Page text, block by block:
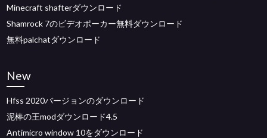
Minecraft shafterダウンロード
Shamrock 7のビデオポーカー無料ダウンロード
無料palchatダウンロード
New
Hfss 2020バージョンのダウンロード
泥棒の王modダウンロード4.5
Antimicro window 10をダウンロード